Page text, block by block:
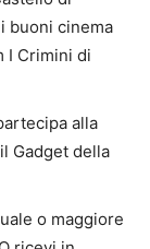
buoni cinema
I Crimini di
alla
Gadget della
o maggiore